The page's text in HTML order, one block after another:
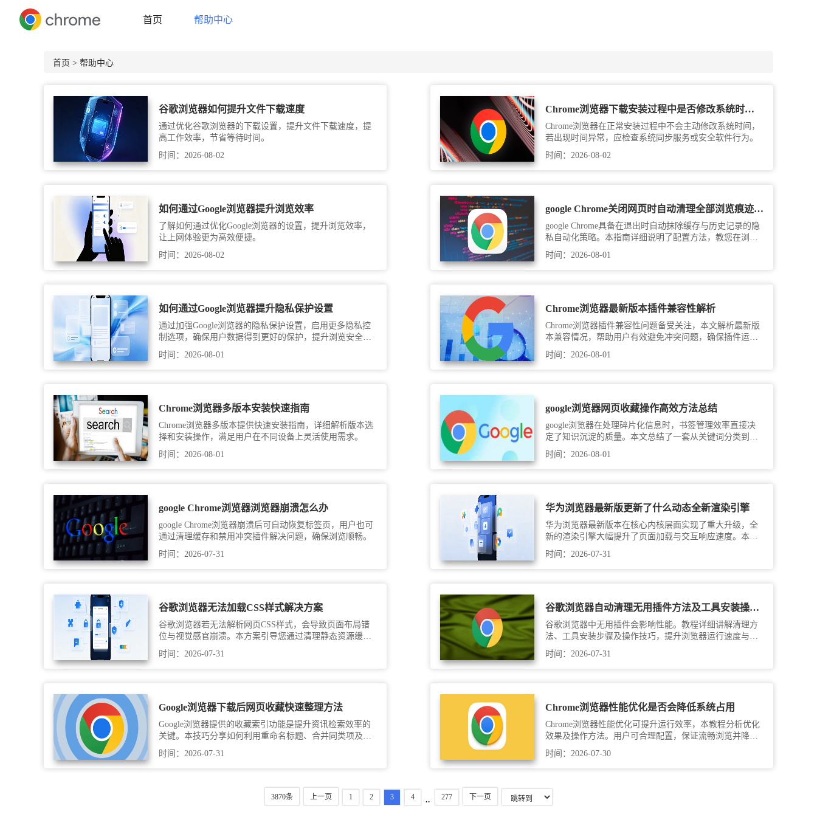
首页 帮助中心
首页 > 帮助中心
谷歌浏览器如何提升文件下载速度
通过优化谷歌浏览器的下载设置，提升文件下载速度，提
高工作效率，节省等待时间。
时间：2026-08-02
Chrome浏览器下载安装过程中是否修改系统时间设置
Chrome浏览器在正常安装过程中不会主动修改系统时间，
若出现时间异常，应检查系统同步服务或安全软件行为。
时间：2026-08-02
如何通过Google浏览器提升浏览效率
了解如何通过优化Google浏览器的设置，提升浏览效率，
让上网体验更为高效便捷。
时间：2026-08-02
google Chrome关闭网页时自动清理全部浏览痕迹保护隐私
google Chrome具备在退出时自动抹除缓存与历史记录的隐
私自动化策略。本指南详细说明了配置方法，教您在浏览
完毕后即刻自动清理所有敏感信息，构建极致私密的操作
环境。
时间：2026-08-01
如何通过Google浏览器提升隐私保护设置
通过加强Google浏览器的隐私保护设置，启用更多隐私控
制选项，确保用户数据得到更好的保护，提升浏览安全性
和隐私防护能力。
时间：2026-08-01
Chrome浏览器最新版本插件兼容性解析
Chrome浏览器插件兼容性问题备受关注，本文解析最新版
本兼容情况，帮助用户有效避免冲突问题，确保插件运行
稳定与高效。
时间：2026-08-01
Chrome浏览器多版本安装快速指南
Chrome浏览器多版本提供快速安装指南，详细解析版本选
择和安装操作，满足用户在不同设备上灵活使用需求。
时间：2026-08-01
google浏览器网页收藏操作高效方法总结
google浏览器在处理碎片化信息时，书签管理效率直接决
定了知识沉淀的质量。本文总结了一套从关键词分类到日
期归档的高效整理逻辑，教您如何利用快速操作将杂乱的
网址转化为结构严密的个人档案馆，让每一次信息回溯都
时间：2026-08-01
google Chrome浏览器浏览器崩溃怎么办
google Chrome浏览器崩溃后可自动恢复标签页，用户也可
通过清理缓存和禁用冲突插件解决问题，确保浏览顺畅。
时间：2026-07-31
华为浏览器最新版更新了什么动态全新渲染引擎
华为浏览器最新版本在核心内核层面实现了重大升级，全
新的渲染引擎大幅提升了页面加载与交互响应速度。本文
深度盘点核心更新内容，带您感受更流畅的浏览体验。
时间：2026-07-31
谷歌浏览器无法加载CSS样式解决方案
谷歌浏览器若无法解析网页CSS样式，会导致页面布局错
位与视觉感官崩溃。本方案引导您通过清理静态资源缓存
及修复解析协议，精准还原网页原有的专业排版效果。
时间：2026-07-31
谷歌浏览器自动清理无用插件方法及工具安装操作教程
谷歌浏览器中无用插件会影响性能。教程详细讲解清理方
法、工具安装步骤及操作技巧，提升浏览器运行速度与稳
定性。
时间：2026-07-31
Google浏览器下载后网页收藏快速整理方法
Google浏览器提供的收藏索引功能是提升资讯检索效率的
关键。本技巧分享如何利用重命名标题、合并同类项及利
用搜索栏精准定位历史记录，助您在完成下载安装后快速
建立高效的整理体系，让海量网页资源变得井然有序，提
时间：2026-07-31
Chrome浏览器性能优化是否会降低系统占用
Chrome浏览器性能优化可提升运行效率，本教程分析优化
效果及操作方法。用户可合理配置，保证流畅浏览并降低
系统占用。
时间：2026-07-30
3870条 上一页 1 2 3 4 .. 277 下一页